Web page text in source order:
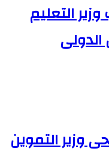
التعليم
الدولى
وزير التموين